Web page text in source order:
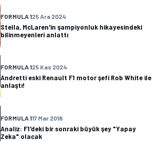
FORMULA 125 Ara 2024
Stella, McLaren'in şampiyonluk hikayesindeki
bilinmeyenleri anlattı
FORMULA 125 Kas 2024
Andretti eski Renault F1 motor şefi Rob White ile
anlaştı!
FORMULA 117 Mar 2018
Analiz: F1'deki bir sonraki büyük şey "Yapay
Zeka" olacak